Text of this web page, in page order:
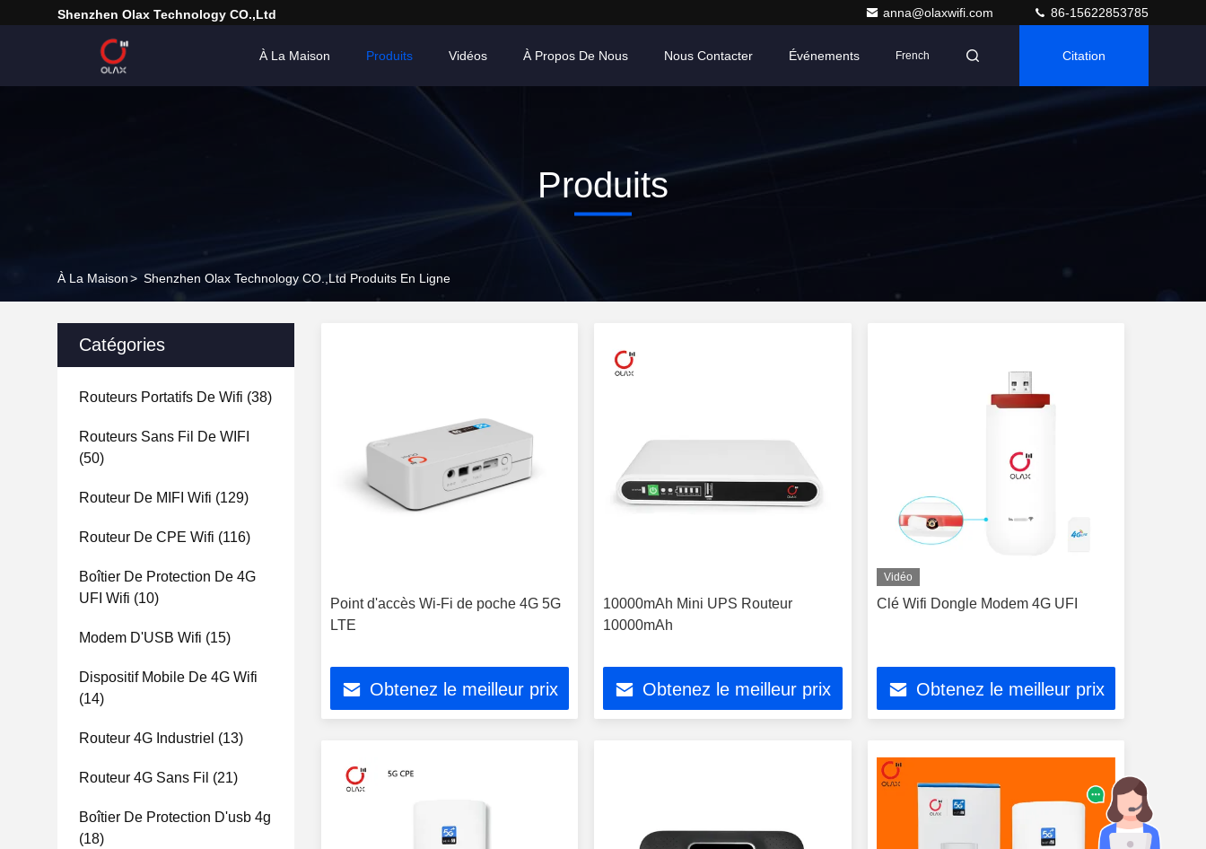
Shenzhen Olax Technology CO.,Ltd anna@olaxwifi.com 86-15622853785
À La Maison Produits Vidéos À Propos De Nous Nous Contacter Événements French Citation
Produits
À La Maison> Shenzhen Olax Technology CO.,Ltd Produits En Ligne
Catégories
Routeurs Portatifs De Wifi (38)
Routeurs Sans Fil De WIFI
(50)
Routeur De MIFI Wifi (129)
Routeur De CPE Wifi (116)
Boîtier De Protection De 4G
UFI Wifi (10)
Modem D'USB Wifi (15)
Dispositif Mobile De 4G Wifi
(14)
Routeur 4G Industriel (13)
Routeur 4G Sans Fil (21)
Boîtier De Protection D'usb 4g
(18)
Point d'accès Wi-Fi de poche 4G 5G
LTE
Obtenez le meilleur prix
10000mAh Mini UPS Routeur
10000mAh
Obtenez le meilleur prix
Vidéo
Clé Wifi Dongle Modem 4G UFI
Obtenez le meilleur prix